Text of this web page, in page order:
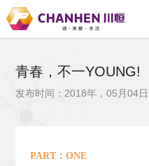
青春，不一YOUNG!
发布时间：2018年，05月04日
PART：ONE